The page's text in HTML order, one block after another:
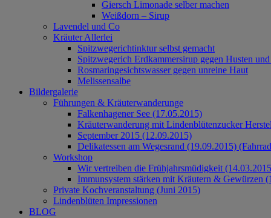
Giersch Limonade selber machen
Weißdorn – Sirup
Lavendel und Co
Kräuter Allerlei
Spitzwegerichtinktur selbst gemacht
Spitzwegerich Erdkammersirup gegen Husten und
Rosmaringesichtswasser gegen unreine Haut
Melissensalbe
Bildergalerie
Führungen & Kräuterwanderunge
Falkenhagener See (17.05.2015)
Kräuterwanderung mit Lindenblütenzucker
September 2015 (12.09.2015)
Delikatessen am Wegesrand (19.09.2015)
Workshop
Wir vertreiben die Frühjahrsmüdigkeit
Immunsystem stärken mit Kräutern & Gewürzen
Private Kochveranstaltung (Juni 2015)
Lindenblüten Impressionen
BLOG